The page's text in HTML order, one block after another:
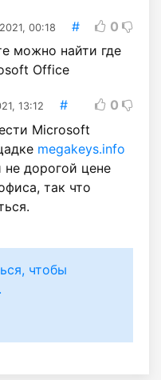
00:18 #
0
можно найти где
Office
13:12 #
0
Microsoft
megakeys.info
дорогой цене
так что
чтобы